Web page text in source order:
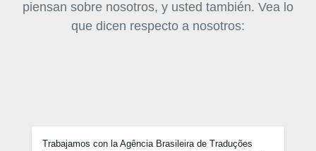
piensan sobre nosotros, y usted también. Vea lo
que dicen respecto a nosotros:
que además de esto, cada uno de nuestros pedidos